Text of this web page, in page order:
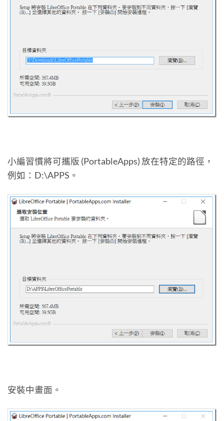
小編習慣將可攜版 (PortableApps) 放在特定的路徑，
例如：D:\APPS。
安裝中畫面。